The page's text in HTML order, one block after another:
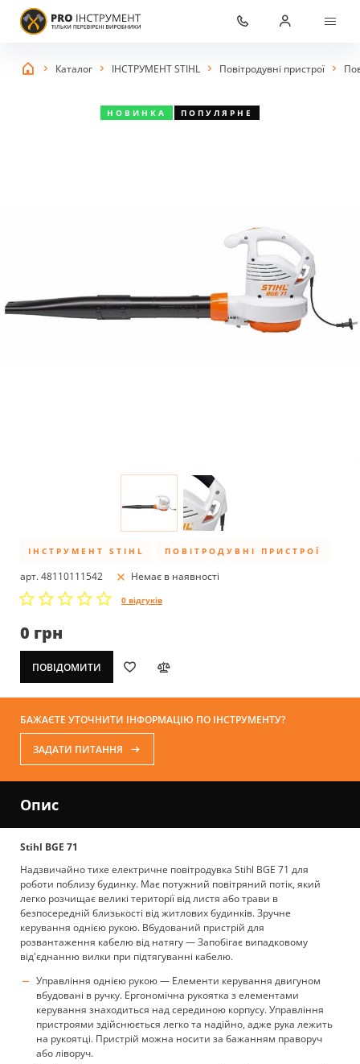
Каталог ІНСТРУМЕНТ STIHL Повітродувні пристрої
НОВИНКА ПОПУЛЯРНЕ
ІНСТРУМЕНТ STIHL ПОВІТРОДУВНІ ПРИСТРОЇ
арт. 48110111542 Немає в наявності
0 відгуків
0 грн
ПОВІДОМИТИ
БАЖАЄТЕ УТОЧНИТИ ІНФОРМАЦІЮ ПО ІНСТРУМЕНТУ?
ЗАДАТИ ПИТАННЯ
Опис
Stihl BGE 71
Надзвичайно тихе електричне повітродувка Stihl BGE 71 для
роботи поблизу будинку. Має потужний повітряний потік, який
легко розчищає великі території від листя або трави в
безпосередній близькості від житлових будинків. Зручне
керування однією рукою. Вбудований пристрій для
розвантаження кабелю від натягу — Запобігає випадковому
від'єднанню вилки при підтягуванні кабелю.
Управління однією рукою — Елементи керування двигуном
вбудовані в ручку. Ергономічна рукоятка з елементами
керування знаходиться над серединою корпусу. Управління
пристроями здійснюється легко та надійно, адже рука лежить
на рукоятці. Пристрій можна носити за бажанням праворуч
або ліворуч.